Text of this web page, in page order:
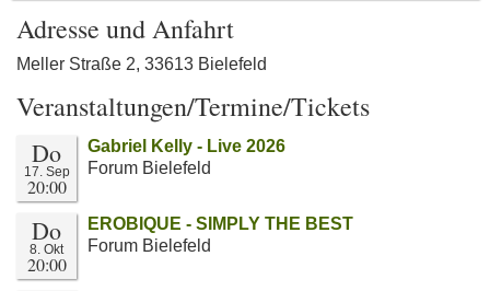
Adresse und Anfahrt
Meller Straße 2, 33613 Bielefeld
Veranstaltungen/Termine/Tickets
Do
17. Sep
20:00
Gabriel Kelly - Live 2026
Forum Bielefeld
Do
8. Okt
20:00
EROBIQUE - SIMPLY THE BEST
Forum Bielefeld